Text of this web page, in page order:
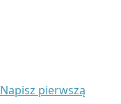
Napisz pierwszą